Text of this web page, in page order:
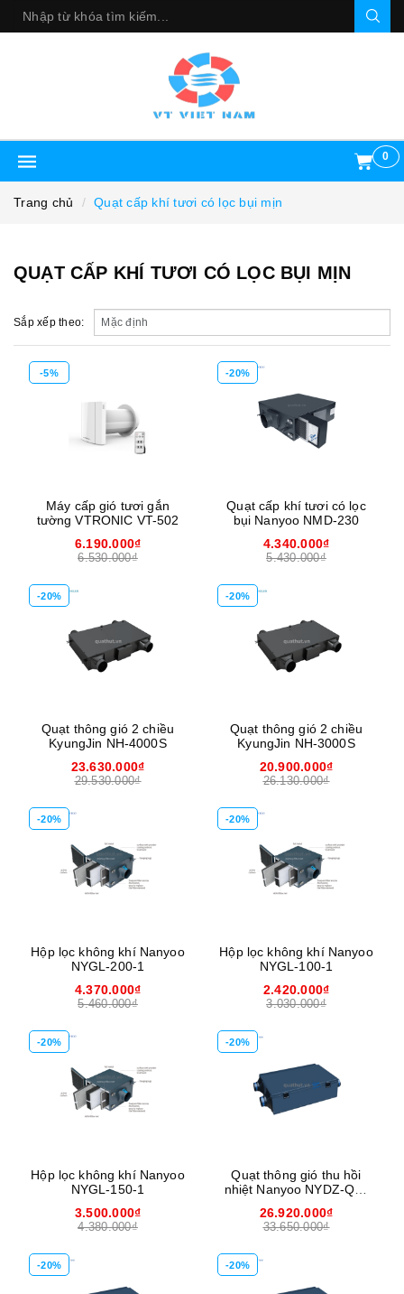
0
Trang chủ Quạt cấp khí tươi có lọc bụi mịn
QUẠT CẤP KHÍ TƯƠI CÓ LỌC BỤI MỊN
Sắp xếp theo:
-5%
Máy cấp gió tươi gắn
tường VTRONIC VT-502
6.190.000₫
6.530.000₫
-20%
Quạt cấp khí tươi có lọc
bụi Nanyoo NMD-230
4.340.000₫
5.430.000₫
-20%
Quạt thông gió 2 chiều
KyungJin NH-4000S
23.630.000₫
29.530.000₫
-20%
Quạt thông gió 2 chiều
KyungJin NH-3000S
20.900.000₫
26.130.000₫
-20%
Hộp lọc không khí Nanyoo
NYGL-200-1
4.370.000₫
5.460.000₫
-20%
Hộp lọc không khí Nanyoo
NYGL-100-1
2.420.000₫
3.030.000₫
-20%
Hộp lọc không khí Nanyoo
NYGL-150-1
3.500.000₫
4.380.000₫
-20%
Quạt thông gió thu hồi
nhiệt Nanyoo NYDZ-QR-
26.920.000₫
33.650.000₫
-20% -20%